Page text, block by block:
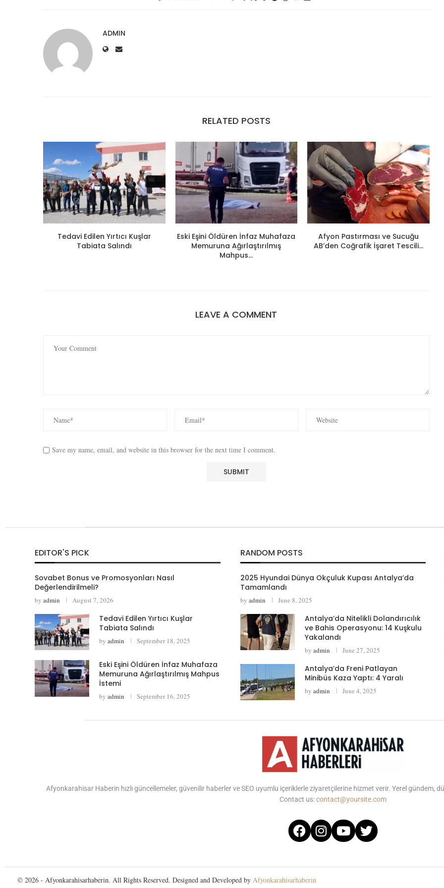
ADMIN
RELATED POSTS
Tedavi Edilen Yırtıcı Kuşlar
Tabiata Salındı
Eski Eşini Öldüren İnfaz Muhafaza
Memuruna Ağırlaştırılmış
Mahpus...
Afyon Pastırması ve Sucuğu
AB’den Coğrafik İşaret Tescili...
LEAVE A COMMENT
Save my name, email, and website in this browser for the next time I comment.
EDITOR'S PICK
Sovabet Bonus ve Promosyonları Nasıl
Değerlendirilmeli?
by admin August 7, 2026
Tedavi Edilen Yırtıcı Kuşlar
Tabiata Salındı
by admin September 18, 2025
Eski Eşini Öldüren İnfaz Muhafaza
Memuruna Ağırlaştırılmış Mahpus
İstemi
by admin September 16, 2025
RANDOM POSTS
2025 Hyundai Dünya Okçuluk Kupası Antalya’da
Tamamlandı
by admin June 8, 2025
Antalya’da Nitelikli Dolandırıcılık
ve Bahis Operasyonu: 14 Kuşkulu
Yakalandı
by admin June 27, 2025
Antalya’da Freni Patlayan
Minibüs Kaza Yaptı: 4 Yaralı
by admin June 4, 2025
Afyonkarahisar Haberin hızlı güncellemeler, güvenilir haberler ve SEO uyumlu içeriklerle ziyaretçilerine hizmet verir. Yerel gündem,
Contact us:contact@yoursite.com
© 2026 - Afyonkarahisarhaberin. All Rights Reserved. Designed and Developed by Afyonkarahisarhaberin